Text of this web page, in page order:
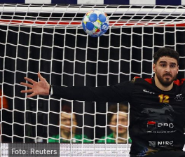
Foto: Reuters